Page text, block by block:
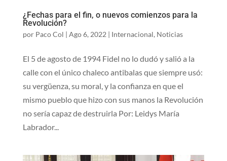
¿Fechas para el fin, o nuevos comienzos para la
Revolución?
por Paco Col | Ago 6, 2022 | Internacional, Noticias
El 5 de agosto de 1994 Fidel no lo dudó y salió a la
calle con el único chaleco antibalas que siempre usó:
su vergüenza, su moral, y la confianza en que el
mismo pueblo que hizo con sus manos la Revolución
no sería capaz de destruirla Por: Leidys María
Labrador...